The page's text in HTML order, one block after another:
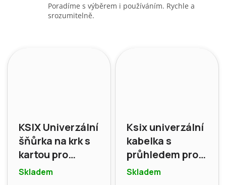
Poradíme s výběrem i používáním. Rychle a
srozumitelně.
KSIX Univerzální
šňůrka na krk s
kartou pro
smartphone,
Skladem
Ksix univerzální
kabelka s
průhledem pro
Smartphone,
Skladem